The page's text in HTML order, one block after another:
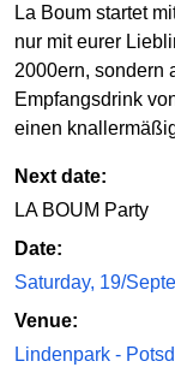
La Boum startet
nur mit eurer
2000ern, sondern
Empfangsdrink
einen
Next date:
LA BOUM Party
Date:
Saturday, 19/
Venue:
Lindenpark -